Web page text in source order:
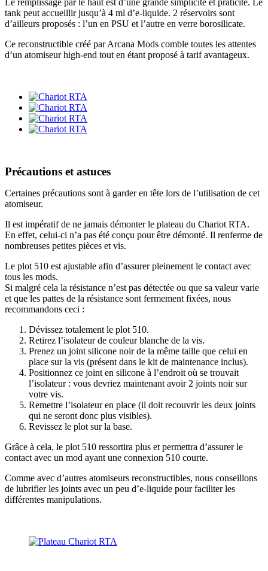
Le remplissage par le haut est d’une grande simplicité et praticité. Le
tank peut accueillir jusqu’à 4 ml d’e-liquide. 2 réservoirs sont
d’ailleurs proposés : l’un en PSU et l’autre en verre borosilicate.
Ce reconstructible créé par Arcana Mods comble toutes les attentes
d’un atomiseur high-end tout en étant proposé à tarif avantageux.
Précautions et astuces
Certaines précautions sont à garder en tête lors de l’utilisation de cet
atomiseur.
Il est impératif de ne jamais démonter le plateau du Chariot RTA.
En effet, celui-ci n’a pas été conçu pour être démonté. Il renferme de
nombreuses petites pièces et vis.
Le plot 510 est ajustable afin d’assurer pleinement le contact avec
tous les mods.
Si malgré cela la résistance n’est pas détectée ou que sa valeur varie
et que les pattes de la résistance sont fermement fixées, nous
recommandons ceci :
Dévissez totalement le plot 510.
Retirez l’isolateur de couleur blanche de la vis.
Prenez un joint silicone noir de la même taille que celui en
place sur la vis (présent dans le kit de maintenance inclus).
Positionnez ce joint en silicone à l’endroit où se trouvait
l’isolateur : vous devriez maintenant avoir 2 joints noir sur
votre vis.
Remettre l’isolateur en place (il doit recouvrir les deux joints
qui ne seront donc plus visibles).
Revissez le plot sur la base.
Grâce à cela, le plot 510 ressortira plus et permettra d’assurer le
contact avec un mod ayant une connexion 510 courte.
Comme avec d’autres atomiseurs reconstructibles, nous conseillons
de lubrifier les joints avec un peu d’e-liquide pour faciliter les
différentes manipulations.